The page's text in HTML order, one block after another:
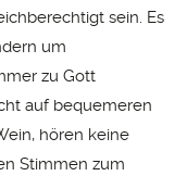
sein. Es
um
zu Gott
auf bequemeren
hören keine
Stimmen zum